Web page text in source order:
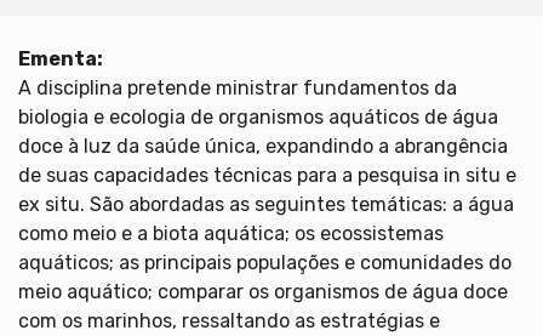
Ementa:
A disciplina pretende ministrar fundamentos da
biologia e ecologia de organismos aquáticos de água
doce à luz da saúde única, expandindo a abrangência
de suas capacidades técnicas para a pesquisa in situ e
ex situ. São abordadas as seguintes temáticas: a água
como meio e a biota aquática; os ecossistemas
aquáticos; as principais populações e comunidades do
meio aquático; comparar os organismos de água doce
com os marinhos, ressaltando as estratégias e